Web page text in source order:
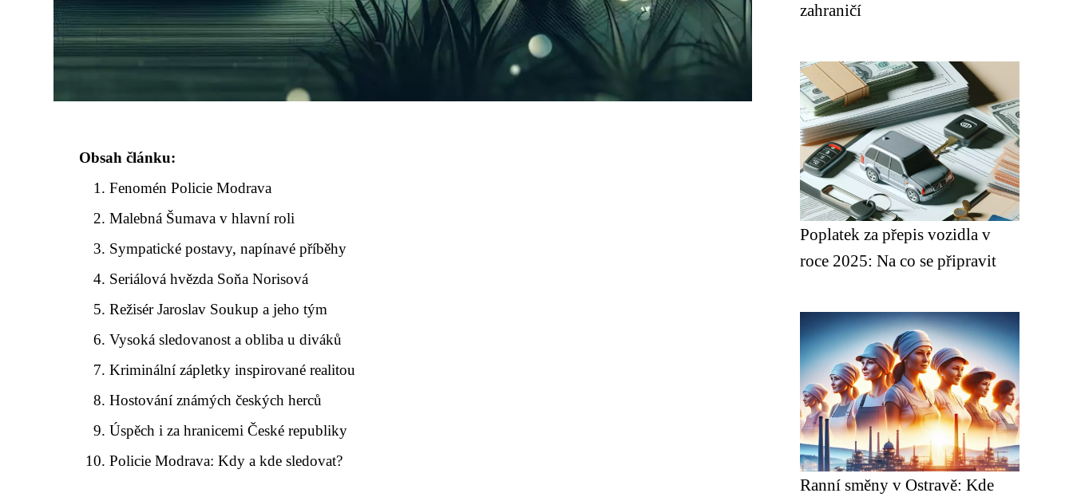
Obsah článku:
Fenomén Policie Modrava
Malebná Šumava v hlavní roli
Sympatické postavy, napínavé příběhy
Seriálová hvězda Soňa Norisová
Režisér Jaroslav Soukup a jeho tým
Vysoká sledovanost a obliba u diváků
Kriminální zápletky inspirované realitou
Hostování známých českých herců
Úspěch i za hranicemi České republiky
Policie Modrava: Kdy a kde sledovat?
zahraničí
Poplatek za přepis vozidla v
roce 2025: Na co se připravit
Ranní směny v Ostravě: Kde